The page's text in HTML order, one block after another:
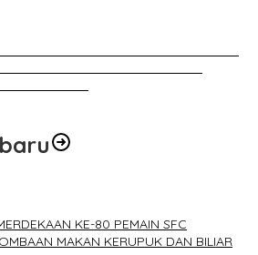
KE-80 PEMAIN SFC
MAKAN KERUPUK DAN BILIAR